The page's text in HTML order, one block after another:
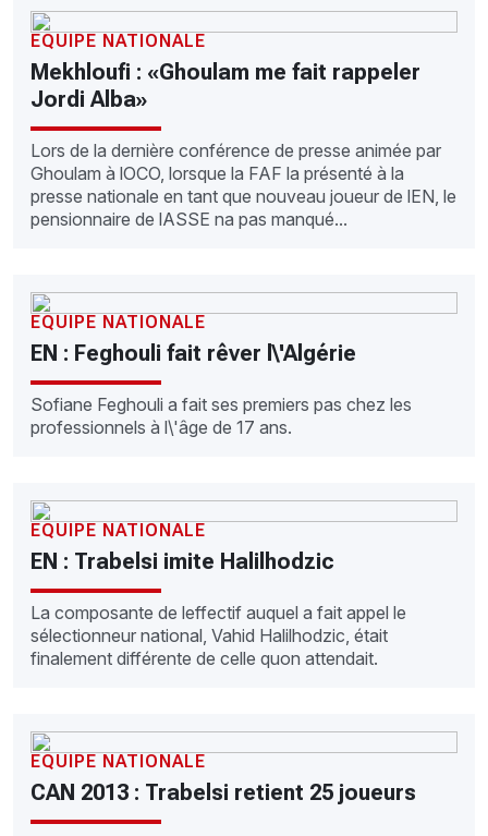
EQUIPE NATIONALE
Mekhloufi : «Ghoulam me fait rappeler
Jordi Alba»
Lors de la dernière conférence de presse animée par
Ghoulam à lOCO, lorsque la FAF la présenté à la
presse nationale en tant que nouveau joueur de lEN, le
pensionnaire de lASSE na pas manqué...
EQUIPE NATIONALE
EN : Feghouli fait rêver l\'Algérie
Sofiane Feghouli a fait ses premiers pas chez les
professionnels à l\'âge de 17 ans.
EQUIPE NATIONALE
EN : Trabelsi imite Halilhodzic
La composante de leffectif auquel a fait appel le
sélectionneur national, Vahid Halilhodzic, était
finalement différente de celle quon attendait.
EQUIPE NATIONALE
CAN 2013 : Trabelsi retient 25 joueurs